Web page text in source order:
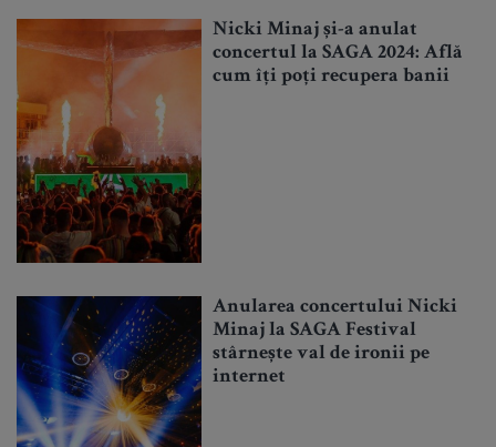
Nicki Minaj și-a anulat
concertul la SAGA 2024: Află
cum îți poți recupera banii
Anularea concertului Nicki
Minaj la SAGA Festival
stârnește val de ironii pe
internet